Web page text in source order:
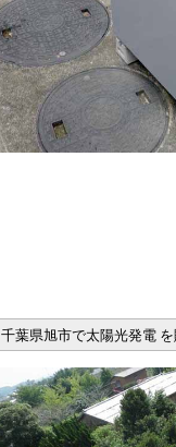
千葉県旭市で太陽光発電 を